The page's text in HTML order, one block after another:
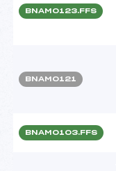
BNAM0123.FFS
BNAM0121
BNAM0103.FFS